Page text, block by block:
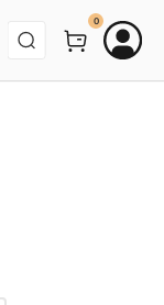
BEJELENTKEZÉS
0